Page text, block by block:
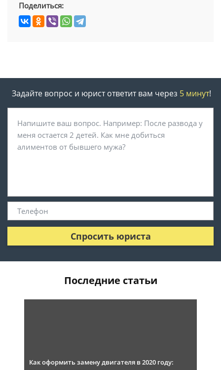
Поделиться:
Задайте вопрос и юрист ответит вам через 5 минут!
Спросить юриста
Последние статьи
Как оформить замену двигателя в 2020 году: